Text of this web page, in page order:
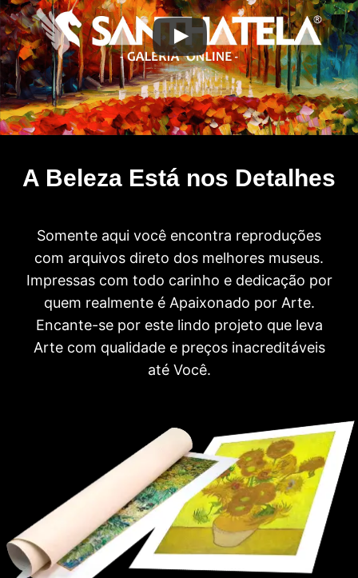
A Beleza Está nos Detalhes
Somente aqui você encontra reproduções
com arquivos direto dos melhores museus.
Impressas com todo carinho e dedicação por
quem realmente é Apaixonado por Arte.
Encante-se por este lindo projeto que leva
Arte com qualidade e preços inacreditáveis
até Você.